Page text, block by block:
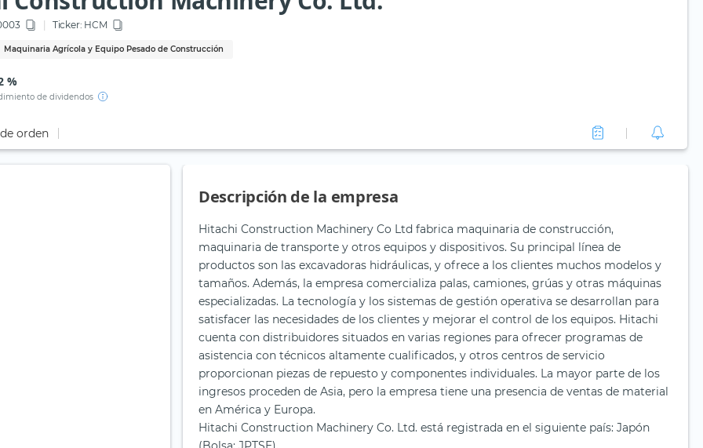
Ticker: HCM
Maquinaria Agrícola y Equipo Pesado de Construcción
%
de dividendos
orden
Descripción de la empresa
Hitachi Construction Machinery Co Ltd fabrica maquinaria de construcción,
maquinaria de transporte y otros equipos y dispositivos. Su principal línea de
productos son las excavadoras hidráulicas, y ofrece a los clientes muchos modelos y
tamaños. Además, la empresa comercializa palas, camiones, grúas y otras máquinas
especializadas. La tecnología y los sistemas de gestión operativa se desarrollan para
satisfacer las necesidades de los clientes y mejorar el control de los equipos. Hitachi
cuenta con distribuidores situados en varias regiones para ofrecer programas de
asistencia con técnicos altamente cualificados, y otros centros de servicio
proporcionan piezas de repuesto y componentes individuales. La mayor parte de los
ingresos proceden de Asia, pero la empresa tiene una presencia de ventas de material
en América y Europa.
Hitachi Construction Machinery Co. Ltd. está registrada en el siguiente país: Japón